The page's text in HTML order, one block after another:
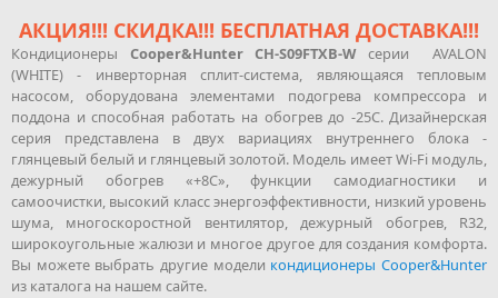
АКЦИЯ!!! СКИДКА!!! БЕСПЛАТНАЯ ДОСТАВКА!!!
Кондиционеры Cooper&Hunter CH-S09FTXB-Wсерии AVALON
(WHITE) - инверторная сплит-система, являющаяся тепловым
насосом, оборудована элементами подогрева компрессора и
поддона и способная работать на обогрев до -25С. Дизайнерская
серия представлена в двух вариациях внутреннего блока -
глянцевый белый и глянцевый золотой. Модель имеет Wi-Fi модуль,
дежурный обогрев «+8С», функции самодиагностики и
самоочистки, высокий класс энергоэффективности, низкий уровень
шума, многоскоростной вентилятор, дежурный обогрев, R32,
широкоугольные жалюзи и многое другое для создания комфорта.
Вы можете выбрать другие модели кондиционеры Cooper&Hunter
из каталога на нашем сайте.